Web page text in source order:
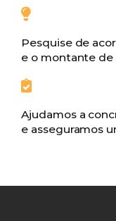
Pesquise de
e o montante
Ajudamos a
e asseguramos